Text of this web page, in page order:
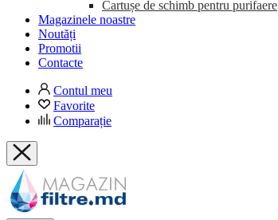
Cartușe de schimb pentru purifaere
Magazinele noastre
Noutăți
Promotii
Contacte
Contul meu
Favorite
Comparație